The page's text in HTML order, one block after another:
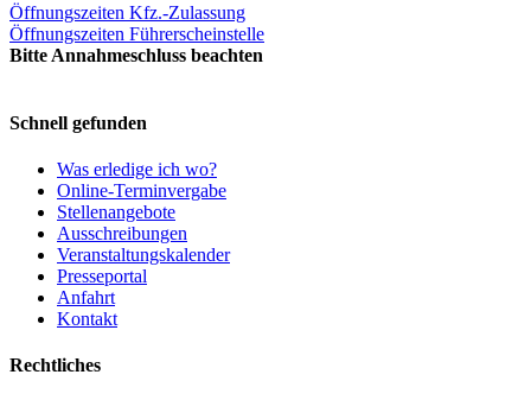
Öffnungszeiten Kfz.-Zulassung
Öffnungszeiten Führerscheinstelle
Bitte Annahmeschluss beachten
Schnell gefunden
Was erledige ich wo?
Online-Terminvergabe
Stellenangebote
Ausschreibungen
Veranstaltungskalender
Presseportal
Anfahrt
Kontakt
Rechtliches